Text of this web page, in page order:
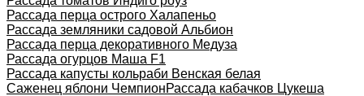
Рассада перца острого Халапеньо
Рассада земляники садовой Альбион
Рассада перца декоративного Медуза
Рассада огурцов Маша F1
Рассада капусты кольраби Венская белая
Саженец яблони ЧемпионРассада кабачков Цукеша